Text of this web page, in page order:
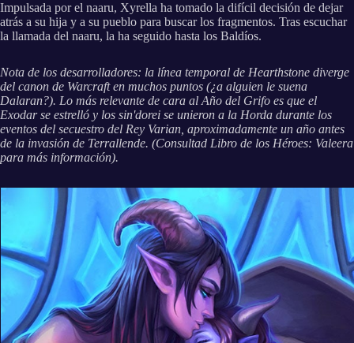
Impulsada por el naaru, Xyrella ha tomado la difícil decisión de dejar
atrás a su hija y a su pueblo para buscar los fragmentos. Tras escuchar
la llamada del naaru, la ha seguido hasta los Baldíos.
Nota de los desarrolladores: la línea temporal de Hearthstone diverge
del canon de Warcraft en muchos puntos (¿a alguien le suena
Dalaran?). Lo más relevante de cara al Año del Grifo es que el
Exodar se estrelló y los sin'dorei se unieron a la Horda durante los
eventos del secuestro del Rey Varian, aproximadamente un año antes
de la invasión de Terrallende. (Consultad Libro de los Héroes: Valeera
para más información).